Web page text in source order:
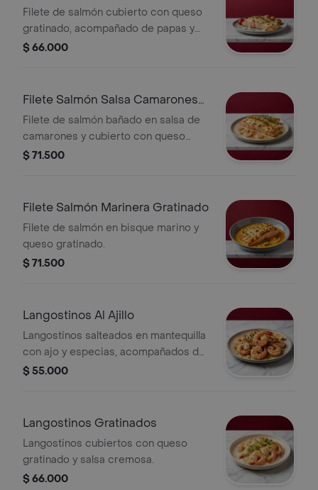
Filete de salmón cubierto con queso
gratinado, acompañado de papas y
tomates cherry.
$ 66.000
Filete Salmón Salsa Camarones
Gratinado
Filete de salmón bañado en salsa de
camarones y cubierto con queso
gratinado.
$ 71.500
Filete Salmón Marinera Gratinado
Filete de salmón en bisque marino y
queso gratinado.
$ 71.500
Langostinos Al Ajillo
Langostinos salteados en mantequilla
con ajo y especias, acompañados de
rodajas de limón.
$ 55.000
Langostinos Gratinados
Langostinos cubiertos con queso
gratinado y salsa cremosa.
$ 66.000